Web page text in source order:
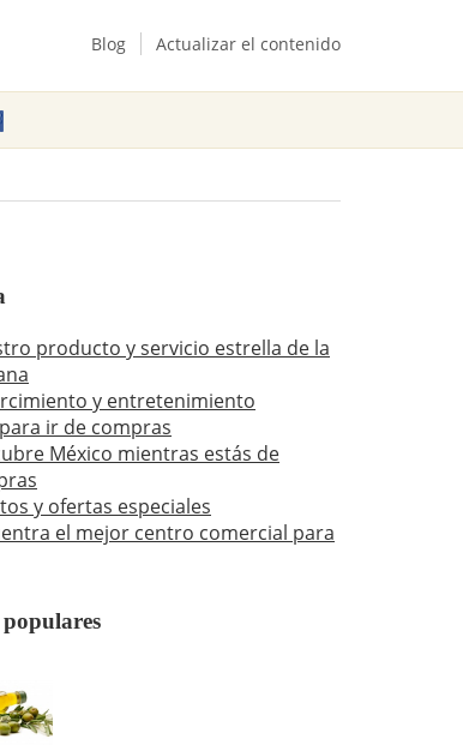
Blog Actualizar el contenido
producto y servicio estrella de la
y entretenimiento
ir de compras
México mientras estás de
y ofertas especiales
el mejor centro comercial para